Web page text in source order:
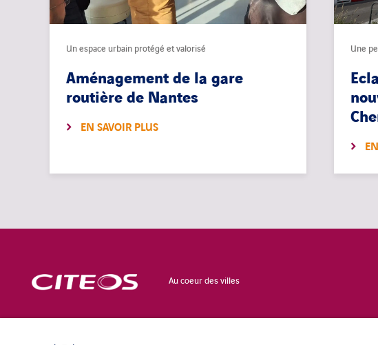
Un espace urbain protégé et valorisé
Aménagement de la gare
routière de Nantes
EN SAVOIR PLUS
Une
Au coeur des villes